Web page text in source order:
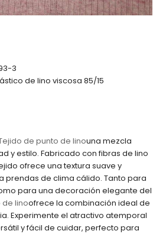
3
de lino viscosa 85/15
de punto de linouna mezcla
y estilo. Fabricado con fibras de lino
ofrece una textura suave y
prendas de clima cálido. Tanto para
para una decoración elegante del
de linoofrece la combinación ideal de
Experimente el atractivo atemporal
y fácil de cuidar, perfecto para